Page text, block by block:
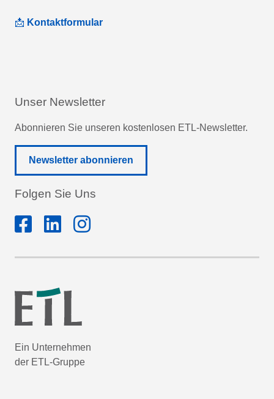
📩 Kontaktformular
Unser Newsletter
Abonnieren Sie unseren kostenlosen ETL-Newsletter.
Newsletter abonnieren
Folgen Sie Uns
Ein Unternehmen
der ETL-Gruppe